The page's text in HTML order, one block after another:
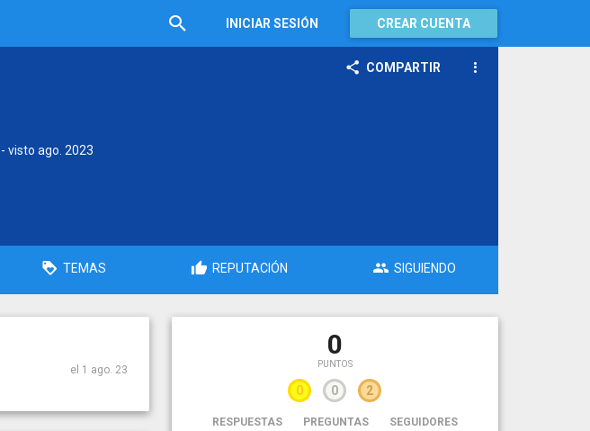
INICIAR SESIÓN CREAR CUENTA
COMPARTIR
- visto ago. 2023
TEMAS REPUTACIÓN SIGUIENDO
el 1 ago. 23
0
PUNTOS
0 0 2
RESPUESTAS PREGUNTAS SEGUIDORES